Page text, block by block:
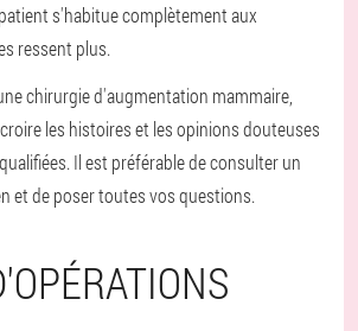
s'habitue complètement aux
ressent plus.
chirurgie d'augmentation mammaire,
les histoires et les opinions douteuses
Il est préférable de consulter un
et de poser toutes vos questions.